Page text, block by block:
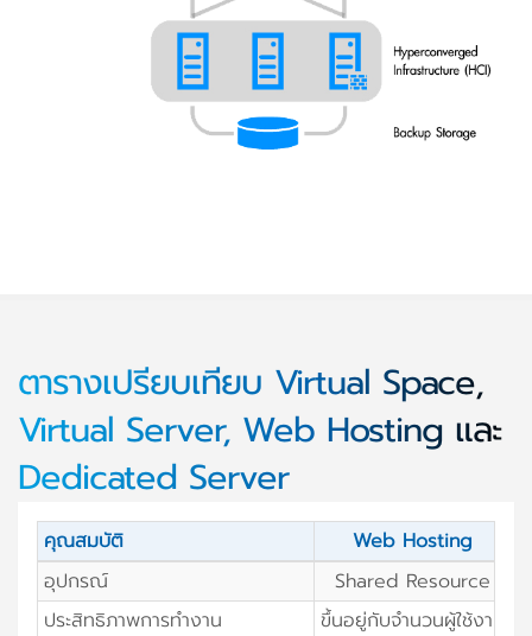
ตารางเปรียบเทียบ Virtual Space,
Virtual Server, Web Hosting และ
Dedicated Server
คุณสมบัติ
Web Hosting
อุปกรณ์
Shared Resource
ประสิทธิภาพการทำงาน
ขึ้นอยู่กับจำนวนผู้ใช้งาน